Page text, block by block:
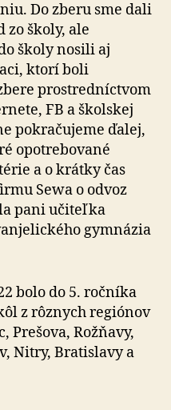
Do zberu sme dali
školy, ale
školy nosili aj
ktorí boli
prostredníctvom
FB a školskej
pokračujeme ďalej,
opotrebované
a o krátky čas
Sewa o odvoz
pani učiteľka
gymnázia
bolo do 5. ročníka
z rôznych regiónov
Prešova, Rožňavy,
Nitry, Bratislavy a